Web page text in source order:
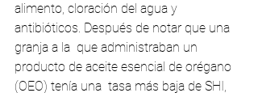
alimento, cloración del agua y
antibióticos. Después de notar que una
granja a la  que administraban un
producto de aceite esencial de orégano
(OEO) tenía una  tasa más baja de SHI,